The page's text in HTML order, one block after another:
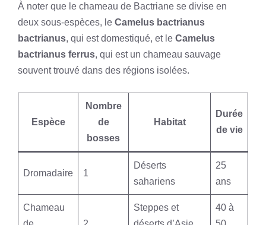
À noter que le chameau de Bactriane se divise en
deux sous-espèces, le Camelus bactrianus
bactrianus, qui est domestiqué, et le Camelus
bactrianus ferrus, qui est un chameau sauvage
souvent trouvé dans des régions isolées.
Espèce
Nombre
de
bosses
Habitat
Durée
de vie
Dromadaire 1
Déserts
sahariens
25
ans
Chameau
Steppes et
40 à